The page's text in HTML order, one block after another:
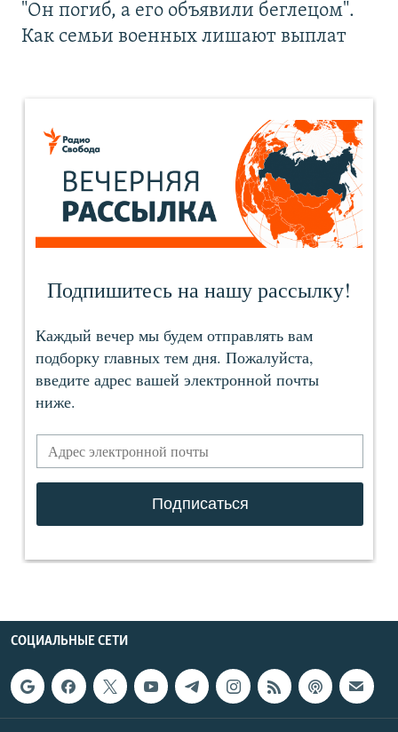
"Он погиб, а его объявили беглецом".
Как семьи военных лишают выплат
СОЦИАЛЬНЫЕ СЕТИ